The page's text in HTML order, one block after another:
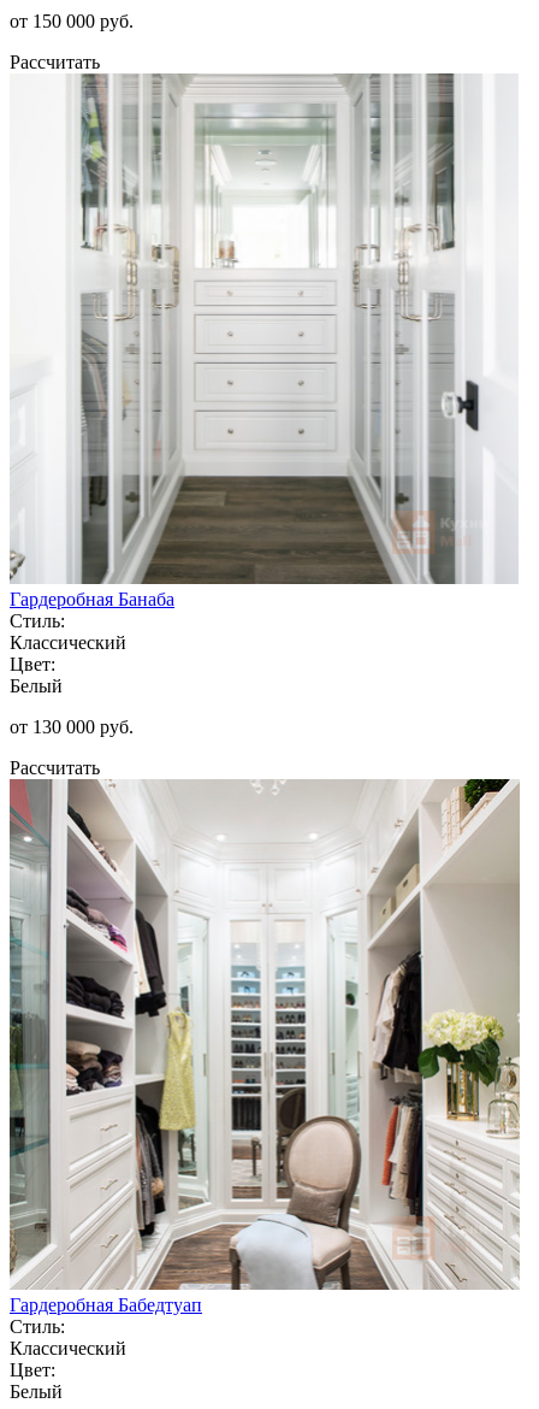
от 150 000 руб.
Рассчитать
Гардеробная Банаба
Стиль:
Классический
Цвет:
Белый
от 130 000 руб.
Рассчитать
Гардеробная Бабедтуап
Стиль:
Классический
Цвет:
Белый